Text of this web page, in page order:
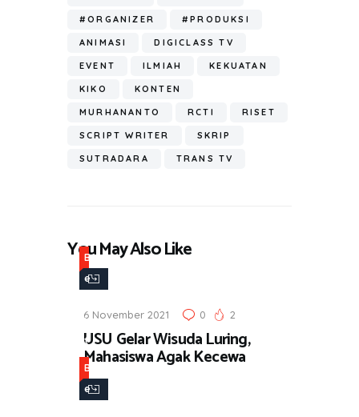
p
p
m
e
#ORGANIZER #PRODUKSI
ANIMASI DIGICLASS TV
EVENT ILMIAH KEKUATAN
KIKO KONTEN
MURHANANTO RCTI RISET
SCRIPT WRITER SKRIP
SUTRADARA TRANS TV
You May Also Like
B
e
i
t
a
6 November 2021 0 2
USU Gelar Wisuda Luring,
Mahasiswa Agak Kecewa
B
e